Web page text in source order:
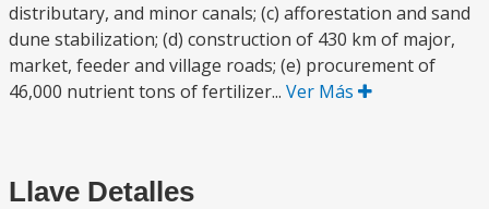
distributary, and minor canals; (c) afforestation and sand
dune stabilization; (d) construction of 430 km of major,
market, feeder and village roads; (e) procurement of
46,000 nutrient tons of fertilizer... Ver Más
Llave Detalles